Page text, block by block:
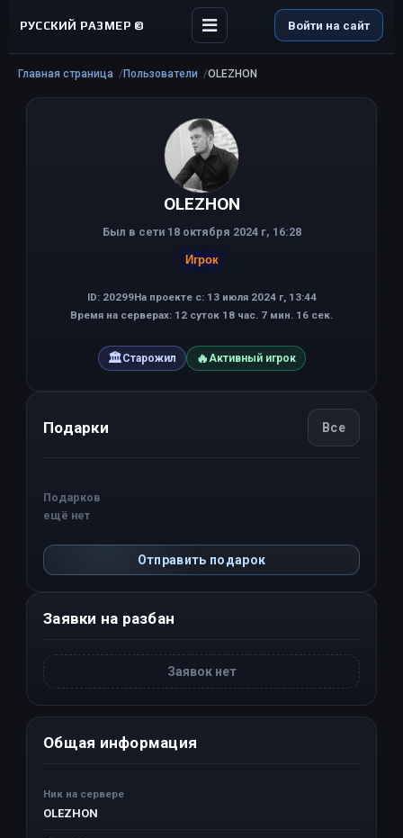
РУССКИЙ РАЗМЕР © Войти на сайт
Главная страница Пользователи OLEZHON
OLEZHON
Был в сети 18 октября 2024 г, 16:28
Игрок
ID: 20299На проекте с: 13 июля 2024 г, 13:44
Время на серверах: 12 суток 18 час. 7 мин. 16 сек.
🏛Старожил 🔥Активный игрок
Подарки Все
Подарков
ещё нет
Отправить подарок
Заявки на разбан
Заявок нет
Общая информация
Ник на сервере
OLEZHON